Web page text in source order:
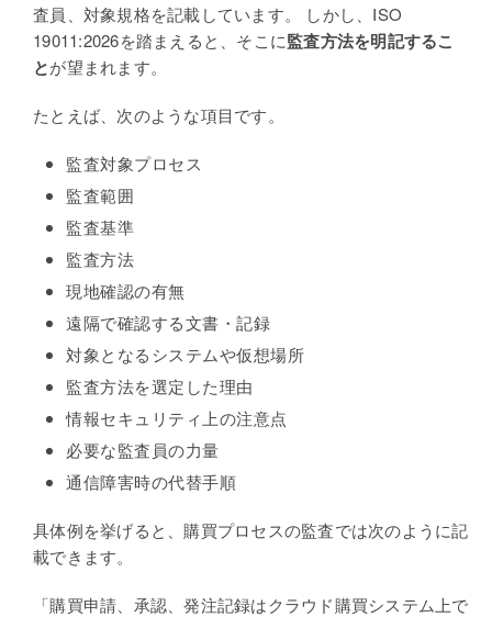
査員、対象規格を記載しています。 しかし、ISO
19011:2026を踏まえると、そこに監査方法を明記するこ
とが望まれます。
たとえば、次のような項目です。
監査対象プロセス
監査範囲
監査基準
監査方法
現地確認の有無
遠隔で確認する文書・記録
対象となるシステムや仮想場所
監査方法を選定した理由
情報セキュリティ上の注意点
必要な監査員の力量
通信障害時の代替手順
具体例を挙げると、購買プロセスの監査では次のように記
載できます。
「購買申請、承認、発注記録はクラウド購買システム上で